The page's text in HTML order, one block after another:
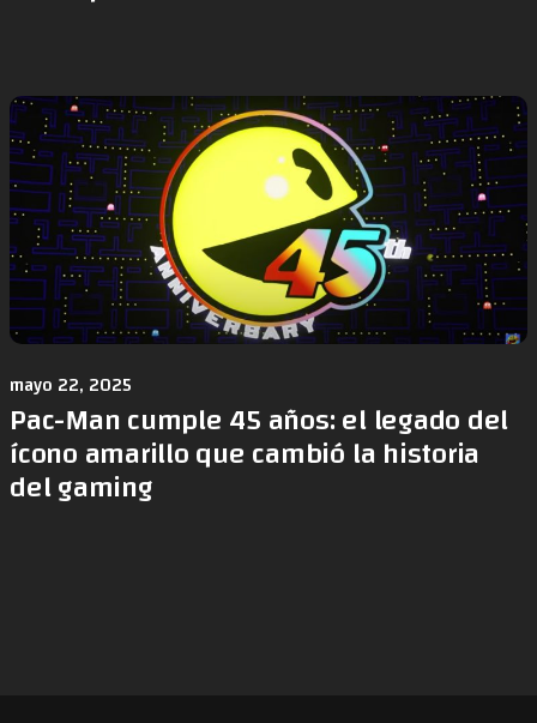
mayo 22, 2025
Pac-Man cumple 45 años: el legado del
ícono amarillo que cambió la historia
del gaming